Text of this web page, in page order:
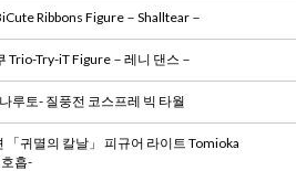
Ribbons Figure－Shalltear－
Trio-Try-iT Figure－레니 댄스－
루토- 질풍전 코스프레 빅 타월
「귀멸의 칼날」 피규어 라이트 Tomioka
흡-